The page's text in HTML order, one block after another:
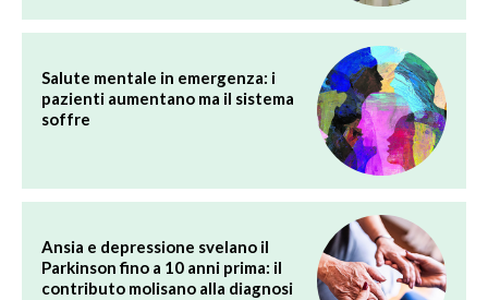
Salute mentale in emergenza: i
pazienti aumentano ma il sistema
soffre
Ansia e depressione svelano il
Parkinson fino a 10 anni prima: il
contributo molisano alla diagnosi